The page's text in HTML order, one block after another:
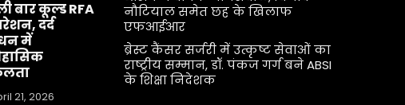
बार कूल्ड RFA
दर्द
में
21, 2026
नौटियाल समेत छह के खिलाफ
एफआईआर
ब्रेस्ट कैंसर सर्जरी में उत्कृष्ट सेवाओं का
राष्ट्रीय सम्मान, डॉ. पंकज गर्ग बने ABSI
के शिक्षा निदेशक